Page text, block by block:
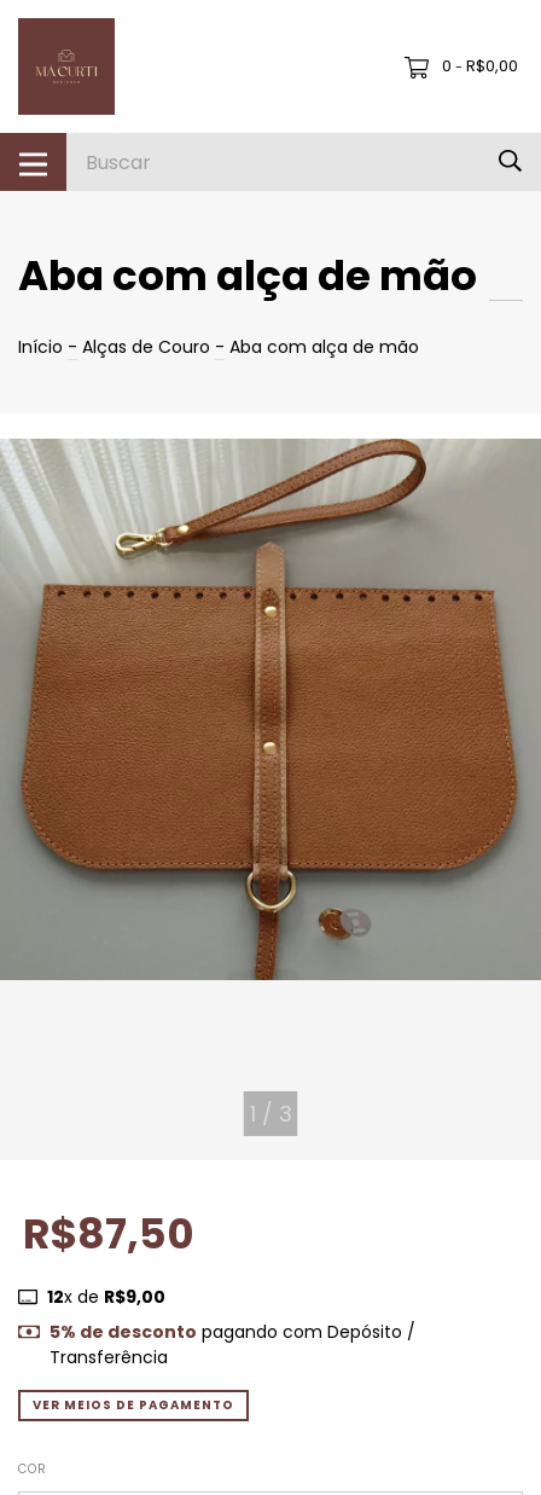
0 - R$0,00
Aba com alça de mão
Início - Alças de Couro - Aba com alça de mão
1 / 3
R$87,50
12x de R$9,00
5% de desconto pagando com Depósito /
Transferência
VER MEIOS DE PAGAMENTO
COR